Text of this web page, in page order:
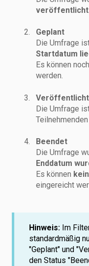
veröffentlicht
Geplant
Die Umfrage
Startdatum
Es können noch
werden.
Veröffentlicht
Die Umfrage
Teilnehmenden
Beendet
Die Umfrage
Enddatum
Es können
eingereicht
Hinweis: Im
standardmäßig
"Geplant" und
den Status